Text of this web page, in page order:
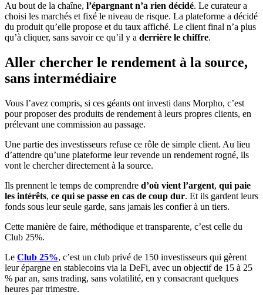
Au bout de la chaîne, l’épargnant n’a rien décidé. Le curateur a
choisi les marchés et fixé le niveau de risque. La plateforme a décidé
du produit qu’elle propose et du taux affiché. Le client final n’a plus
qu’à cliquer, sans savoir ce qu’il y a derrière le chiffre.
Aller chercher le rendement à la source,
sans intermédiaire
Vous l’avez compris, si ces géants ont investi dans Morpho, c’est
pour proposer des produits de rendement à leurs propres clients, en
prélevant une commission au passage.
Une partie des investisseurs refuse ce rôle de simple client. Au lieu
d’attendre qu’une plateforme leur revende un rendement rogné, ils
vont le chercher directement à la source.
Ils prennent le temps de comprendre d’où vient l’argent, qui paie
les intérêts, ce qui se passe en cas de coup dur. Et ils gardent leurs
fonds sous leur seule garde, sans jamais les confier à un tiers.
Cette manière de faire, méthodique et transparente, c’est celle du
Club 25%.
Le Club 25%, c’est un club privé de 150 investisseurs qui gèrent
leur épargne en stablecoins via la DeFi, avec un objectif de 15 à 25
% par an, sans trading, sans volatilité, en y consacrant quelques
heures par trimestre.